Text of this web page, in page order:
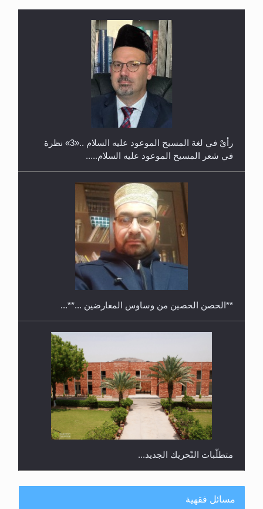
حفل توزيع الشهادات في الجامعة الأحمدية بنيجيريا لعام
معرض القرآن الكريم لمدة ثلاثين يوما في مكتبة مدينة
ريهيماكي في فنلند
رأيٌ في لغة المسيح الموعود عليه السلام ..«3» نظرة
في شعر المسيح الموعود عليه السلام.....
**الحصن الحصين من وساوس المعارضين ...**...
متطلَّبات التّحريك الجديد...
مسائل فقهية